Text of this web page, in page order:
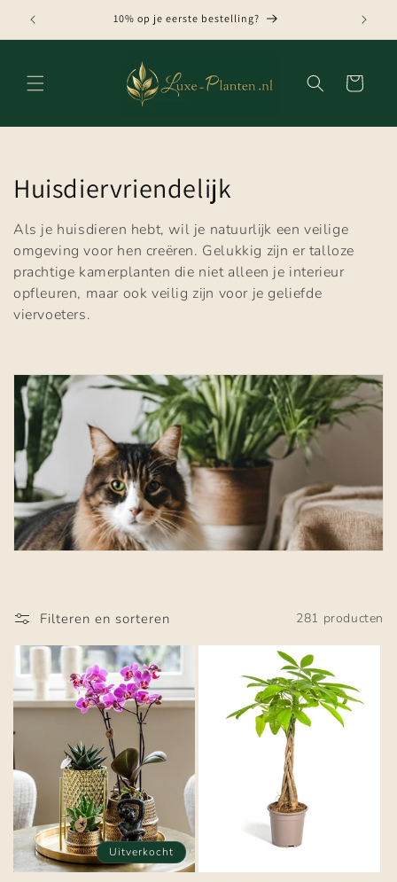
naar de
content
GRATIS VERZENDING VANAF € 75,-
Winkelwagen
C
o
l
l
e
t
e
:
Huisdiervriendelijk
Als je huisdieren hebt, wil je natuurlijk een veilige
omgeving voor hen creëren. Gelukkig zijn er talloze
prachtige kamerplanten die niet alleen je interieur
opfleuren, maar ook veilig zijn voor je geliefde
viervoeters.
Filteren en sorteren 281 producten
Uitverkocht